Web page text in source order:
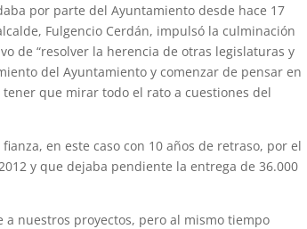
por parte del Ayuntamiento desde hace 17
Fulgencio Cerdán, impulsó la culminación
de “resolver la herencia de otras legislaturas y
del Ayuntamiento y comenzar de pensar en
que mirar todo el rato a cuestiones del
en este caso con 10 años de retraso, por el
y que dejaba pendiente la entrega de 36.000
nuestros proyectos, pero al mismo tiempo